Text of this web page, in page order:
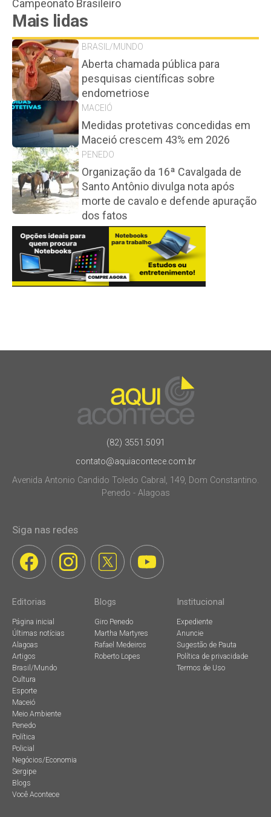
Campeonato Brasileiro
Mais lidas
BRASIL/MUNDO
Aberta chamada pública para
pesquisas científicas sobre
endometriose
MACEIÓ
Medidas protetivas concedidas em
Maceió crescem 43% em 2026
PENEDO
Organização da 16ª Cavalgada de
Santo Antônio divulga nota após
morte de cavalo e defende apuração
dos fatos
(82) 3551.5091
contato@aquiacontece.com.br
Avenida Antonio Candido Toledo Cabral, 149, Dom Constantino.
Penedo - Alagoas
Siga nas redes
Editorias
Página inicial
Últimas notícias
Alagoas
Artigos
Brasil/Mundo
Cultura
Esporte
Maceió
Meio Ambiente
Penedo
Política
Policial
Negócios/Economia
Sergipe
Blogs
Você Acontece
Blogs
Giro Penedo
Martha Martyres
Rafael Medeiros
Roberto Lopes
Institucional
Expediente
Anuncie
Sugestão de Pauta
Política de privacidade
Termos de Uso